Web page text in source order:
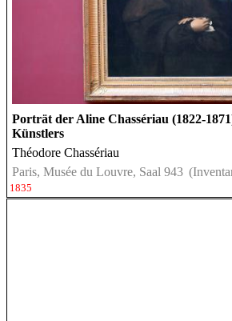
Porträt der Aline Chassériau (1822-
Künstlers
Théodore Chassériau
Paris, Musée du Louvre, Saal 943
1835